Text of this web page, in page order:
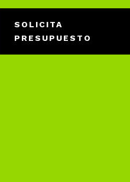
SOLICITA
PRESUPUESTO